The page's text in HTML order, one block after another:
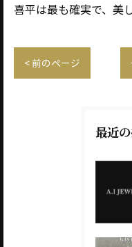
喜平は最も確実で、美
< 前のページ
最近